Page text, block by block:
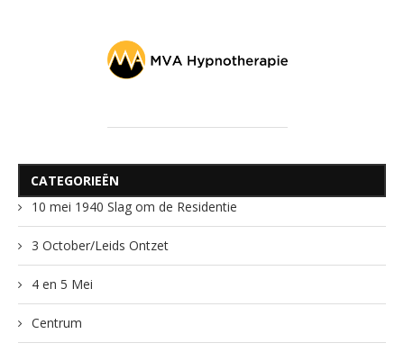
CATEGORIEËN
10 mei 1940 Slag om de Residentie
3 October/Leids Ontzet
4 en 5 Mei
Centrum